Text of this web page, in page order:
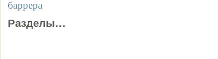
баррера
Разделы…